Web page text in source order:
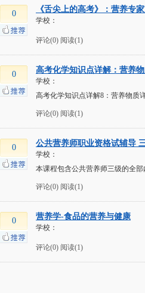
0 《舌尖上的高考》：营养专
学校：
评论(0) 阅读(1)
0 高考化学知识点详解：营养
学校：
高考化学知识点详解8：营养物质
评论(0) 阅读(1)
0 公共营养师职业资格试辅导
学校：
本课程包含公共营养师三级的全
评论(0) 阅读(1)
0 营养学-食品的营养与健康
学校：
评论(0) 阅读(1)